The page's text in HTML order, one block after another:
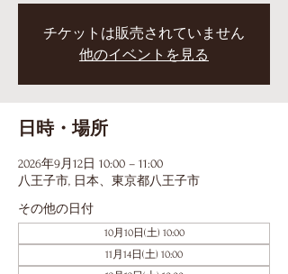
チケットは販売されていません
他のイベントを見る
日時・場所
2026年9月12日 10:00 – 11:00
八王子市, 日本、東京都八王子市
その他の日付
10月10日(土) 10:00
11月14日(土) 10:00